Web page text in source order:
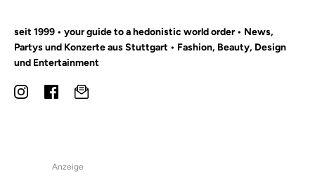
seit 1999 • your guide to a hedonistic world order • News,
Partys und Konzerte aus Stuttgart • Fashion, Beauty, Design
und Entertainment
Anzeige